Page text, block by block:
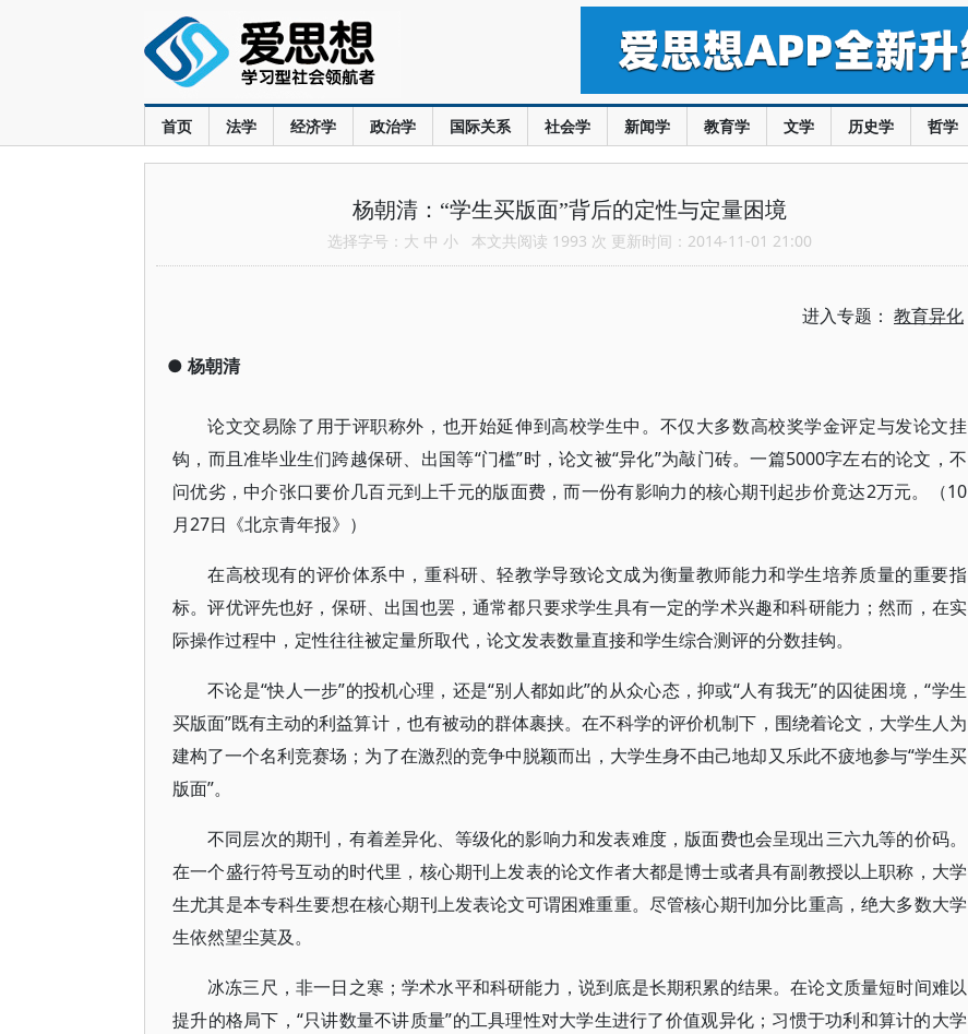
首页 法学 经济学 政治学 国际关系 社会学 新闻学 教育学 文学 历史学 哲学
杨朝清：“学生买版面”背后的定性与定量困境
选择字号： 大 中 小 本文共阅读 1993 次 更新时间：2014-11-01 21:00
进入专题： 教育异化
● 杨朝清
论文交易除了用于评职称外，也开始延伸到高校学生中。不仅大多数高校奖学金评定与发论文挂
钩，而且准毕业生们跨越保研、出国等“门槛”时，论文被“异化”为敲门砖。一篇5000字左右的论文，不
问优劣，中介张口要价几百元到上千元的版面费，而一份有影响力的核心期刊起步价竟达2万元。（10
月27日《北京青年报》）
在高校现有的评价体系中，重科研、轻教学导致论文成为衡量教师能力和学生培养质量的重要指
标。评优评先也好，保研、出国也罢，通常都只要求学生具有一定的学术兴趣和科研能力；然而，在实
际操作过程中，定性往往被定量所取代，论文发表数量直接和学生综合测评的分数挂钩。
不论是“快人一步”的投机心理，还是“别人都如此”的从众心态，抑或“人有我无”的囚徒困境，“学生
买版面”既有主动的利益算计，也有被动的群体裹挟。在不科学的评价机制下，围绕着论文，大学生人为
建构了一个名利竞赛场；为了在激烈的竞争中脱颖而出，大学生身不由己地却又乐此不疲地参与“学生买
版面”。
不同层次的期刊，有着差异化、等级化的影响力和发表难度，版面费也会呈现出三六九等的价码。
在一个盛行符号互动的时代里，核心期刊上发表的论文作者大都是博士或者具有副教授以上职称，大学
生尤其是本专科生要想在核心期刊上发表论文可谓困难重重。尽管核心期刊加分比重高，绝大多数大学
生依然望尘莫及。
冰冻三尺，非一日之寒；学术水平和科研能力，说到底是长期积累的结果。在论文质量短时间难以
提升的格局下，“只讲数量不讲质量”的工具理性对大学生进行了价值观异化；习惯于功利和算计的大学